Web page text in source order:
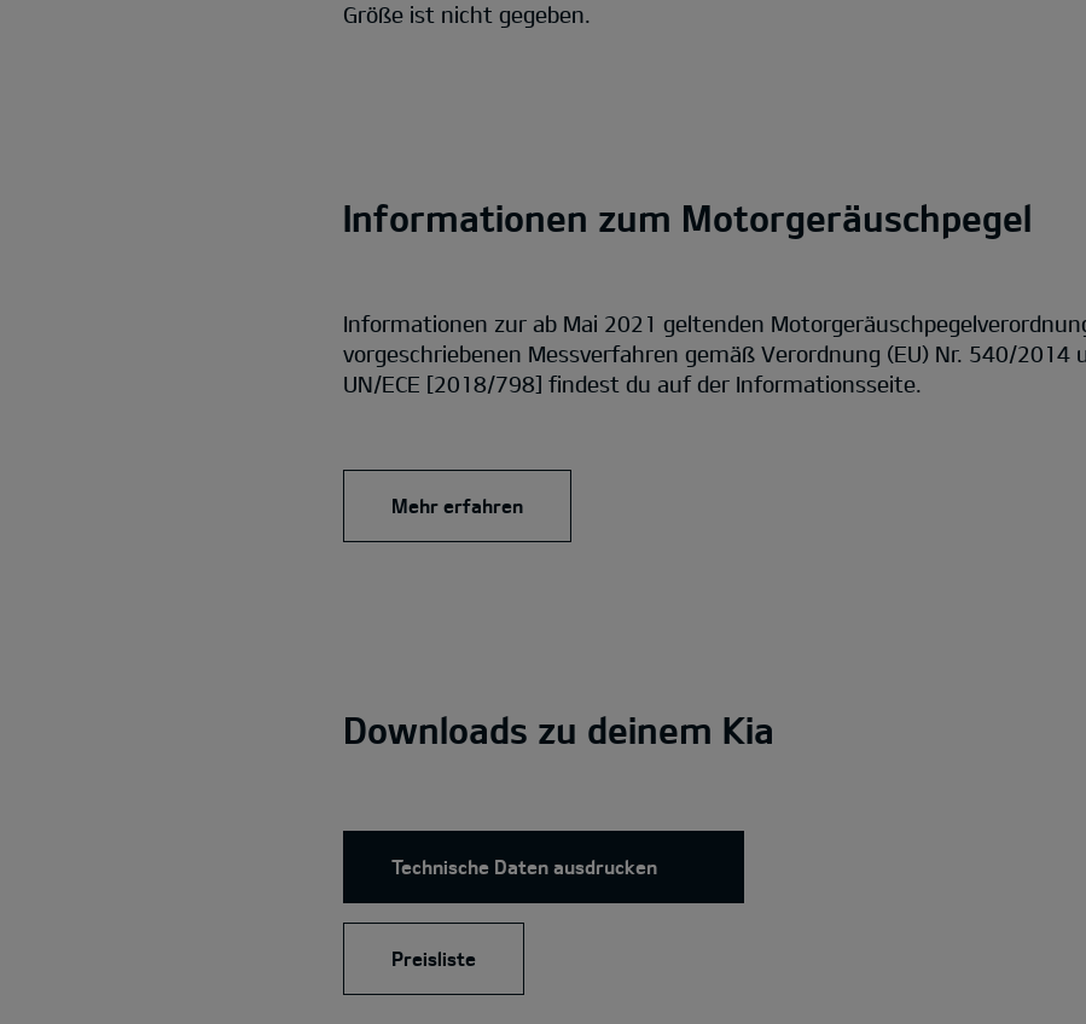
Größe ist nicht gegeben.
Informationen zum Motorgeräuschpegel
Informationen zur ab Mai 2021 geltenden
vorgeschriebenen Messverfahren gemäß Verordnung (EU) Nr. 540/2014
UN/ECE [2018/798] findest du auf der Informationsseite.
Mehr erfahren
Downloads zu deinem Kia
Technische Daten ausdrucken
Preisliste